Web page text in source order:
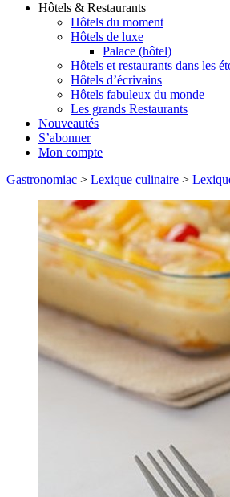
Hôtels & Restaurants
Hôtels du moment
Hôtels de luxe
Palace (hôtel)
Hôtels et restaurants dans les
Hôtels d’écrivains
Hôtels fabuleux du monde
Les grands Restaurants
Nouveautés
S’abonner
Mon compte
Gastronomiac > Lexique culinaire >